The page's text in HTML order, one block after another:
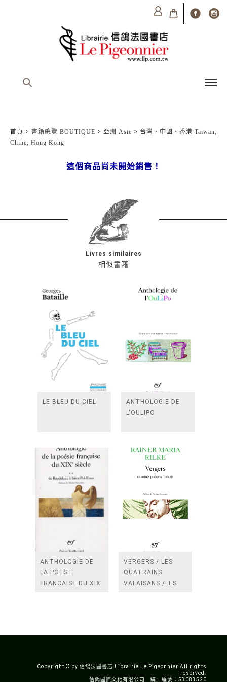
首頁 > 書籍總覽 BOUTIQUE > 亞洲 Asie > 台灣、中國、香港 Taiwan,
Chine, Hong Kong
這個商品尚未開始銷售！
相似書籍
Livres similaires
LE BLEU DU CIEL
ANTHOLOGIE DE
L'OULIPO
ANTHOLOGIE DE
LA POESIE
FRANCAISE DU XIX
VERGERS / LES
QUATRAINS
VALAISANS /LES
Copyright © by 信鴿法國書店 Librairie Le Pigeonnier All rights
reserved.
信鴿國際文化有限公司 統一編號：53083520